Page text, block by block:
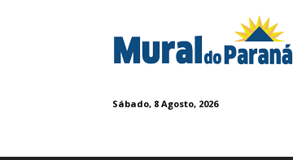
Sábado, 8 Agosto, 2026